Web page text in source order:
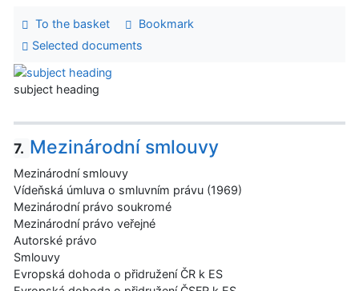
To the basket
Bookmark
Selected documents
subject heading
7. Mezinárodní smlouvy
Mezinárodní smlouvy
Vídeňská úmluva o smluvním právu (1969)
Mezinárodní právo soukromé
Mezinárodní právo veřejné
Autorské právo
Smlouvy
Evropská dohoda o přidružení ČR k ES